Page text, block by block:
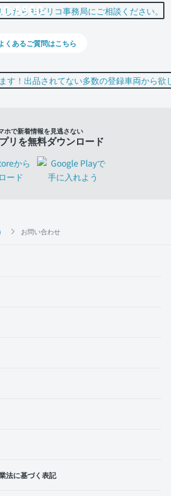
お問い合わせ
5500
くあるご質問はこちら
ホで新着情報を見逃さない
リを無料ダウンロード
法に基づく表記